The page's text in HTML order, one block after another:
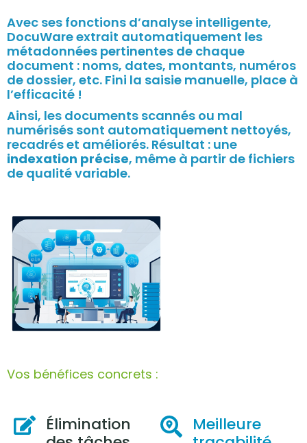
Avec ses fonctions d’analyse intelligente,
DocuWare extrait automatiquement les
métadonnées pertinentes de chaque
document : noms, dates, montants, numéros
de dossier, etc. Fini la saisie manuelle, place à
l’efficacité !
Ainsi, les documents scannés ou mal
numérisés sont automatiquement nettoyés,
recadrés et améliorés. Résultat : une
indexation précise, même à partir de fichiers
de qualité variable.
Vos bénéfices concrets :
Élimination
Meilleure